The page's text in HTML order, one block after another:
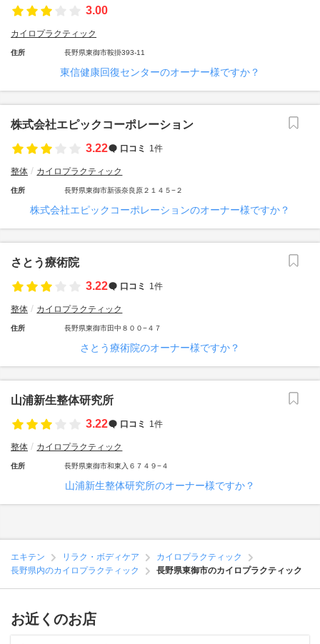
3.00
カイロプラクティック
住所 長野県東御市鞍掛393-11
東信健康回復センターのオーナー様ですか？
株式会社エピックコーポレーション
3.22
口コミ 1件
整体 カイロプラクティック
住所 長野県東御市新張奈良原２１４５−２
株式会社エピックコーポレーションのオーナー様ですか？
さとう療術院
3.22
口コミ 1件
整体 カイロプラクティック
住所 長野県東御市田中８００−４７
さとう療術院のオーナー様ですか？
山浦新生整体研究所
3.22
口コミ 1件
整体 カイロプラクティック
住所 長野県東御市和東入６７４９−４
山浦新生整体研究所のオーナー様ですか？
エキテン リラク・ボディケア
カイロプラクティック
長野県内のカイロプラクティック
長野県東御市のカイロプラクティック
お近くのお店